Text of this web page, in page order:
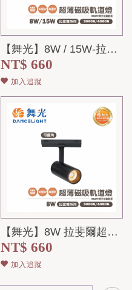
【舞光】8W / 15W-拉斐爾超薄磁吸基礎排燈 110° DC24V 需搭...
NT$ 660
加入追蹤
【舞光】8W 拉斐爾超薄磁吸軌道燈 36° DC24V 需搭配驅動器
NT$ 660
加入追蹤